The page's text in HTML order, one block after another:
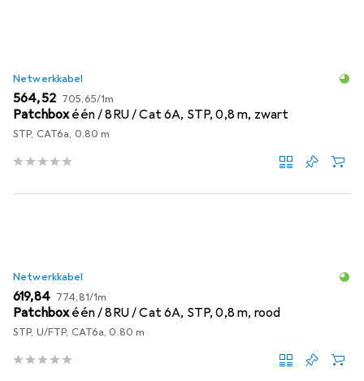
Netwerkkabel
EUR
564,52 EUR
705,65/1m
Patchboxéén / 8RU / Cat 6A, STP, 0,8 m, zwart
STP, CAT6a, 0.80 m
Netwerkkabel
EUR
619,84 EUR
774,81/1m
Patchboxéén / 8RU / Cat 6A, STP, 0,8 m, rood
STP, U/FTP, CAT6a, 0.80 m